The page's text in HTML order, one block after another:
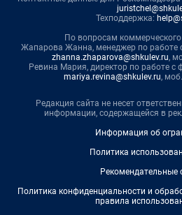
Техподдержка:
По вопросам коммерческого
Жапарова Жанна, менеджер по работе
zhanna.zhaparova@shkulev.ru,
Ревина Мария, директор по работе
mariya.revina@shkulev.ru,
Редакция сайта не несет
информации, содержащейся в
Информация об
Политика
Рекомендательные
Политика конфиденциальности и
правила